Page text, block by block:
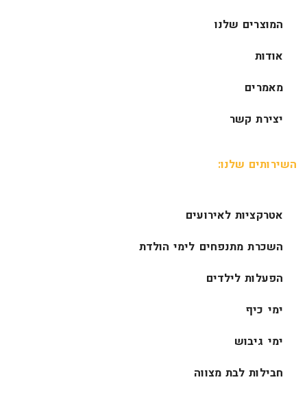
המוצרים שלנו
אודות
מאמרים
יצירת קשר
השירותים שלנו:
אטרקציות לאירועים
השכרת מתנפחים לימי הולדת
הפעלות לילדים
ימי כיף
ימי גיבוש
חבילות לבת מצווה